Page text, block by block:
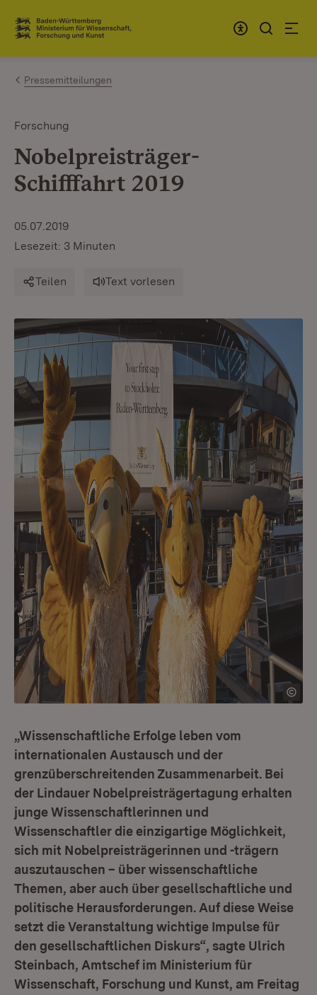
Zum Inhalt springen
Link zur Startseite
Pressemitteilungen
Forschung
Nobelpreisträger-
Schifffahrt 2019
05.07.2019
Lesezeit: 3 Minuten
Teilen Text vorlesen
„Wissenschaftliche Erfolge leben vom
internationalen Austausch und der
grenzüberschreitenden Zusammenarbeit. Bei
der Lindauer Nobelpreisträgertagung erhalten
junge Wissenschaftlerinnen und
Wissenschaftler die einzigartige Möglichkeit,
sich mit Nobelpreisträgerinnen und -trägern
auszutauschen – über wissenschaftliche
Themen, aber auch über gesellschaftliche und
politische Herausforderungen. Auf diese Weise
setzt die Veranstaltung wichtige Impulse für
den gesellschaftlichen Diskurs“, sagte Ulrich
Steinbach, Amtschef im Ministerium für
Wissenschaft, Forschung und Kunst, am Freitag